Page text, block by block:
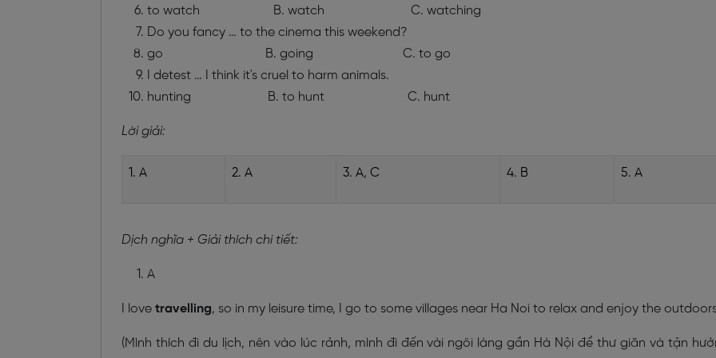
to watch B. watch C. watching
Do you fancy … to the cinema this weekend?
go B. going C. to go
I detest … I think it's cruel to harm animals.
hunting B. to hunt C. hunt
Lời giải:
1. A 2. A 3. A, C 4. B 5. A
Dịch nghĩa + Giải thích chi tiết:
A
I love travelling, so in my leisure time, I go to some villages near Ha Noi to relax and enjoy the
(Mình thích đi du lịch, nên vào lúc rảnh, mình đi đến vài ngôi làng gần Hà Nội để thư giãn và tận